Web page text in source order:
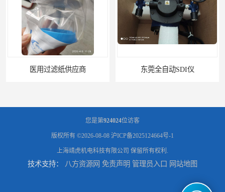
东莞全自动SDI仪 石家庄污染指数SDI仪
您是第924024位访客
版权所有 ©2026-08-08 沪ICP备2025124664号-1
上海靖虎机电科技有限公司 保留所有权利.
技术支持： 八方资源网 免责声明 管理员入口 网站地图